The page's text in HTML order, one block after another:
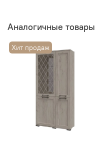
Аналогичные товары
Хит продаж